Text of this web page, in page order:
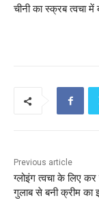
चीनी का स्क्रब त्वचा
Previous article
ग्लोइंग त्वचा के लिए
गुलाब से बनी क्रीम का